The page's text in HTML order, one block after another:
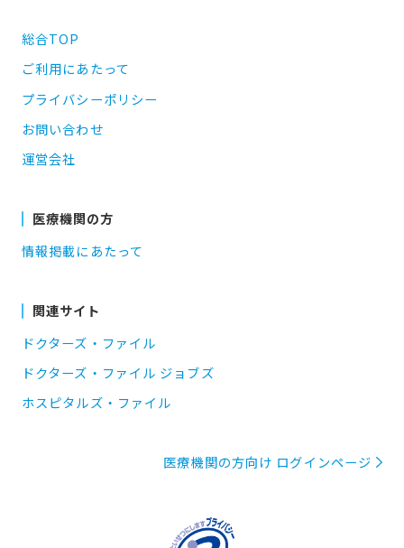
総合TOP
ご利用にあたって
プライバシーポリシー
お問い合わせ
運営会社
医療機関の方
情報掲載にあたって
関連サイト
ドクターズ・ファイル
ドクターズ・ファイル ジョブズ
ホスピタルズ・ファイル
医療機関の方向け ログインページ